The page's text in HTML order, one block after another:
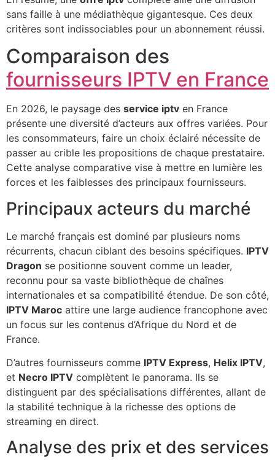
sans faille à une médiathèque gigantesque. Ces deux
critères sont indissociables pour un abonnement réussi.
Comparaison des
fournisseurs IPTV en France
En 2026, le paysage des service iptv en France
présente une diversité d’acteurs aux offres variées. Pour
les consommateurs, faire un choix éclairé nécessite de
passer au crible les propositions de chaque prestataire.
Cette analyse comparative vise à mettre en lumière les
forces et les faiblesses des principaux fournisseurs.
Principaux acteurs du marché
Le marché français est dominé par plusieurs noms
récurrents, chacun ciblant des besoins spécifiques. IPTV
Dragon se positionne souvent comme un leader,
reconnu pour sa vaste bibliothèque de chaînes
internationales et sa compatibilité étendue. De son côté,
IPTV Maroc attire une large audience francophone avec
un focus sur les contenus d’Afrique du Nord et de
France.
D’autres fournisseurs comme IPTV Express, Helix IPTV,
et Necro IPTV complètent le panorama. Ils se
distinguent par des spécialisations différentes, allant de
la stabilité technique à la richesse des options de
streaming en direct.
Analyse des prix et des services